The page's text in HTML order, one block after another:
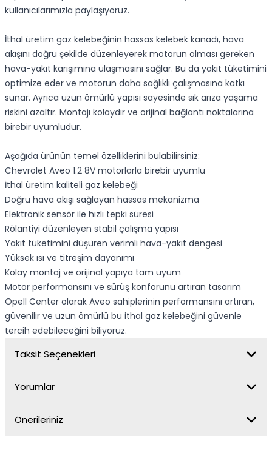
kullanıcılarımızla paylaşıyoruz.
İthal üretim gaz kelebeğinin hassas kelebek kanadı, hava
akışını doğru şekilde düzenleyerek motorun olması gereken
hava-yakıt karışımına ulaşmasını sağlar. Bu da yakıt tüketimini
optimize eder ve motorun daha sağlıklı çalışmasına katkı
sunar. Ayrıca uzun ömürlü yapısı sayesinde sık arıza yaşama
riskini azaltır. Montajı kolaydır ve orijinal bağlantı noktalarına
birebir uyumludur.
Aşağıda ürünün temel özelliklerini bulabilirsiniz:
Chevrolet Aveo 1.2 8V motorlarla birebir uyumlu
İthal üretim kaliteli gaz kelebeği
Doğru hava akışı sağlayan hassas mekanizma
Elektronik sensör ile hızlı tepki süresi
Rölantiyi düzenleyen stabil çalışma yapısı
Yakıt tüketimini düşüren verimli hava-yakıt dengesi
Yüksek ısı ve titreşim dayanımı
Kolay montaj ve orijinal yapıya tam uyum
Motor performansını ve sürüş konforunu artıran tasarım
Opell Center olarak Aveo sahiplerinin performansını artıran,
güvenilir ve uzun ömürlü bu ithal gaz kelebeğini güvenle
tercih edebileceğini biliyoruz.
Taksit Seçenekleri
Yorumlar
Önerileriniz